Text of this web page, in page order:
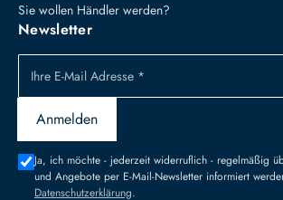
Sie wollen Händler werden?
Newsletter
Ihre E-Mail Adresse *
Anmelden
Ja, ich möchte - jederzeit widerruflich - regelmäßig
und Angebote per E-Mail-Newsletter informiert
Datenschutzerklärung.